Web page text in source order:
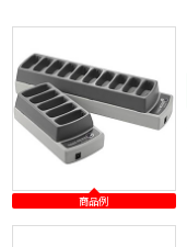
商品例